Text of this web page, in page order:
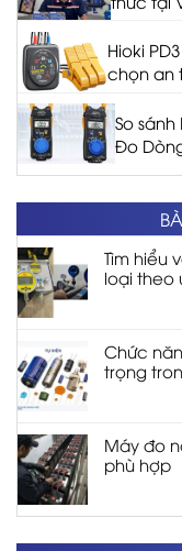
Hioki
chọn an
So sánh
Đo
Tìm hiểu
loại theo
Chức
trọng
Máy đo
phù hợp